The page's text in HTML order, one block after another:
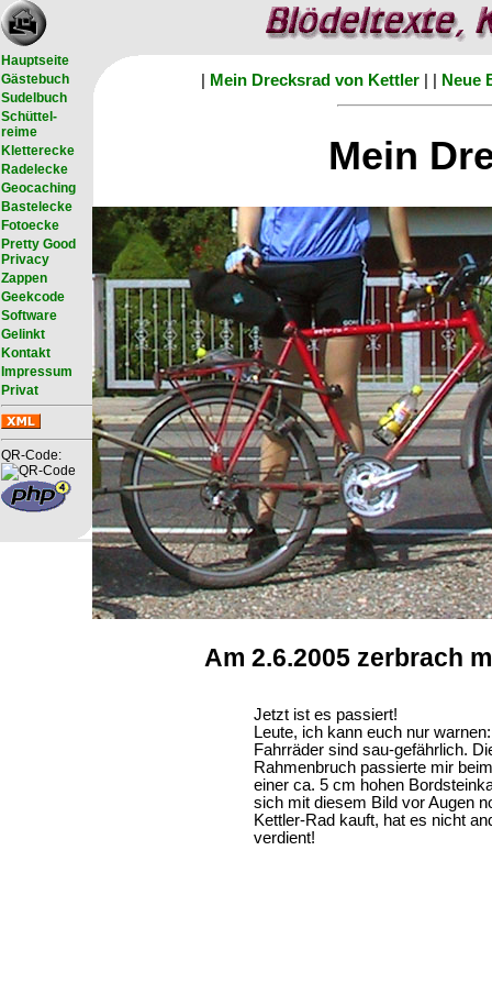
Hauptseite
Gästebuch
Sudelbuch
Schüttel-
reime
Kletterecke
Radelecke
Geocaching
Bastelecke
Fotoecke
Pretty Good
Privacy
Zappen
Geekcode
Software
Gelinkt
Kontakt
Impressum
Privat
QR-Code:
Mein Drecksrad von Kettler Neue
Mein
Am 2.6.2005 zerbrach
Jetzt ist es passiert!
Leute, ich kann euch nur
Fahrräder sind sau-gefährlich.
Rahmenbruch passierte mir
einer ca. 5 cm hohen
sich mit diesem Bild vor Augen
Kettler-Rad kauft, hat es nicht
verdient!